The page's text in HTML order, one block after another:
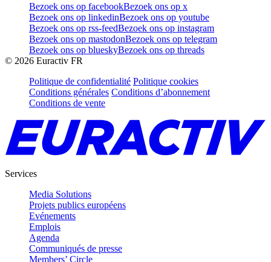
Bezoek ons op facebookBezoek ons op x
Bezoek ons op linkedinBezoek ons op youtube
Bezoek ons op rss-feedBezoek ons op instagram
Bezoek ons op mastodonBezoek ons op telegram
Bezoek ons op blueskyBezoek ons op threads
© 2026 Euractiv FR
Politique de confidentialité Politique cookies
Conditions générales Conditions d’abonnement
Conditions de vente
Services
Media Solutions
Projets publics européens
Evénements
Emplois
Agenda
Communiqués de presse
Members’ Circle